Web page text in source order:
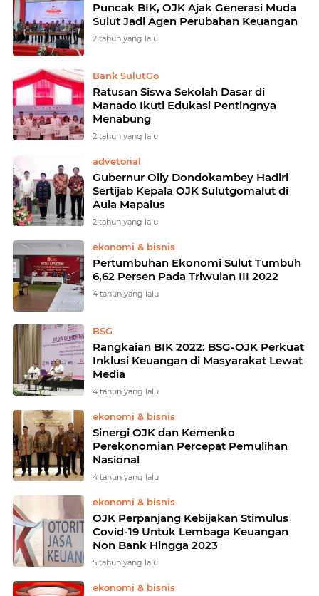
Puncak BIK, OJK Ajak Generasi Muda
Sulut Jadi Agen Perubahan Keuangan
2 tahun yang lalu
Bank SulutGo
Ratusan Siswa Sekolah Dasar di
Manado Ikuti Edukasi Pentingnya
Menabung
2 tahun yang lalu
advetorial
Gubernur Olly Dondokambey Hadiri
Sertijab Kepala OJK Sulutgomalut di
Aula Mapalus
2 tahun yang lalu
ekonomi & bisnis
Pertumbuhan Ekonomi Sulut Tumbuh
6,62 Persen Pada Triwulan III 2022
4 tahun yang lalu
BSG
Rangkaian BIK 2022: BSG-OJK Perkuat
Inklusi Keuangan di Masyarakat Lewat
Media
4 tahun yang lalu
ekonomi & bisnis
Sinergi OJK dan Kemenko
Perekonomian Percepat Pemulihan
Nasional
4 tahun yang lalu
ekonomi & bisnis
OJK Perpanjang Kebijakan Stimulus
Covid-19 Untuk Lembaga Keuangan
Non Bank Hingga 2023
5 tahun yang lalu
ekonomi & bisnis